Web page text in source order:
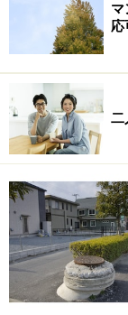
＜目次＞
マンション
日常の雑事
宅配ロッカー
趣味やリラ
ススタジオ
自分スペー
ィルーム
外部の共用
その共用施
マ
応
二